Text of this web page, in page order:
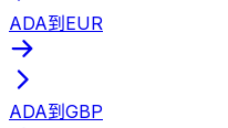
ADA到EUR
ADA到GBP